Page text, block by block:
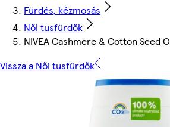
Fürdés, kézmosás
Női tusfürdők
NIVEA Cashmere & Cotton Seed
Vissza a Női tusfürdők